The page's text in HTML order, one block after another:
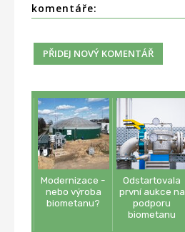
komentáře:
Modernizace -
nebo výroba
biometanu?
Odstartovala
první aukce na
podporu
biometanu